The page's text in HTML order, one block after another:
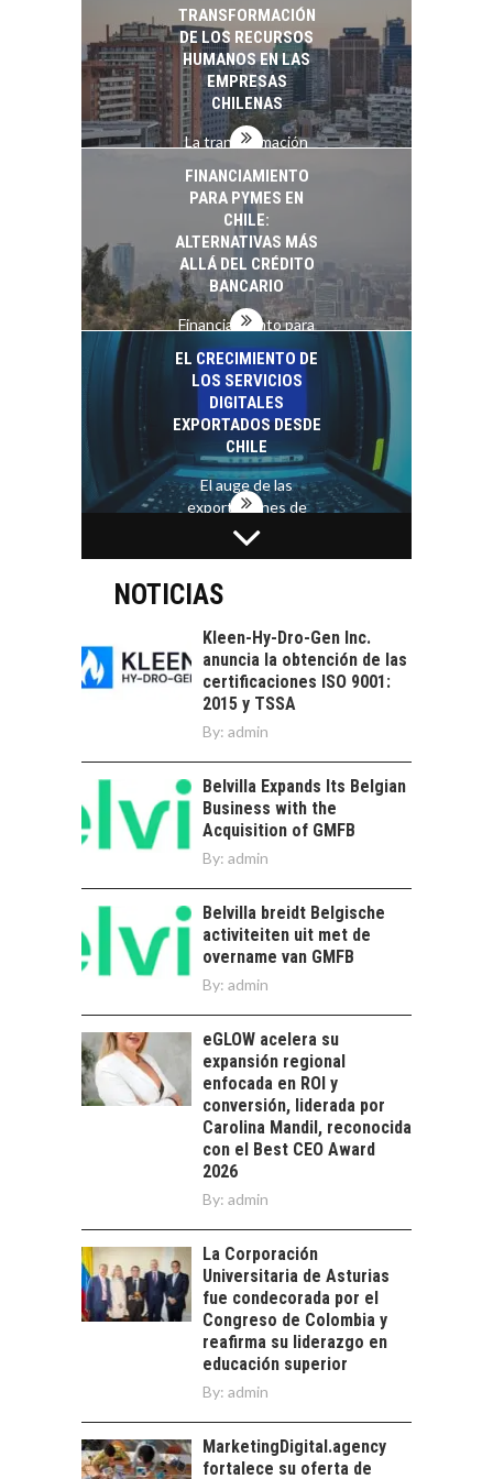
TRANSFORMACIÓN
DE LOS RECURSOS
HUMANOS EN LAS
EMPRESAS
CHILENAS
La transformación
recursos humanos en
las empresas…
FINANCIAMIENTO
PARA PYMES EN
CHILE:
ALTERNATIVAS MÁS
ALLÁ DEL CRÉDITO
BANCARIO
Financiamiento para
pymes en Chile:
alternativas que
trascienden el
crédito…
EL CRECIMIENTO DE
LOS SERVICIOS
DIGITALES
EXPORTADOS DESDE
CHILE
El auge de las
exportaciones de
servicios digitales en
Chile:…
TURISMO EN EL
DESIERTO DE
ATACAMA:
OPORTUNIDADES
PARA EL
DESARROLLO LOCAL
El Desierto de
Atacama: Motor
Estratégico para el
LA INDUSTRIA
FRENTE AL DESAFÍO
DE LA
SOSTENIBILIDAD
Minería chilena: un
el reto ineludible de…
CHILE COMO HUB
TECNOLÓGICO DE
AMÉRICA LATINA:
AVANCES Y DESAFÍOS
Chile como hub
tecnológico de
América Latina:
avances y desafíos…
LA
TRANSFORMACIÓN
DE LOS RECURSOS
HUMANOS EN LAS
EMPRESAS
CHILENAS
estratégica de los
recursos humanos en
las empresas…
FINANCIAMIENTO
PARA PYMES EN
CHILE:
ALTERNATIVAS MÁS
ALLÁ DEL CRÉDITO
BANCARIO
Financiamiento para
pymes en Chile:
alternativas que
EL CRECIMIENTO DE
NOTICIAS
Kleen-Hy-Dro-Gen Inc.
anuncia la obtención de las
certificaciones ISO 9001:
2015 y TSSA
By: admin
Belvilla Expands Its Belgian
Business with the
Acquisition of GMFB
By: admin
Belvilla breidt Belgische
activiteiten uit met de
overname van GMFB
By: admin
eGLOW acelera su
expansión regional
enfocada en ROI y
conversión, liderada por
Carolina Mandil, reconocida
con el Best CEO Award
2026
By: admin
La Corporación
Universitaria de Asturias
fue condecorada por el
Congreso de Colombia y
reafirma su liderazgo en
educación superior
By: admin
MarketingDigital.agency
fortalece su oferta de